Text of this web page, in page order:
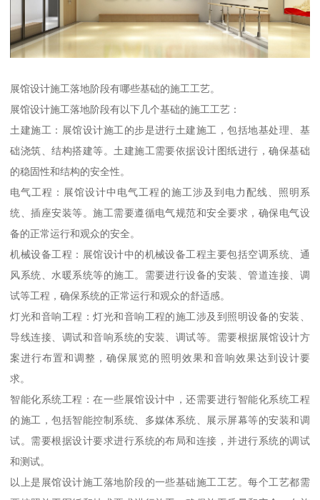
展馆设计施工落地阶段有哪些基础的施工工艺。
展馆设计施工落地阶段有以下几个基础的施工工艺：
土建施工：展馆设计施工的步是进行土建施工，包括地基处理、基
础浇筑、结构搭建等。土建施工需要依据设计图纸进行，确保基础
的稳固性和结构的安全性。
电气工程：展馆设计中电气工程的施工涉及到电力配线、照明系
统、插座安装等。施工需要遵循电气规范和安全要求，确保电气设
备的正常运行和观众的安全。
机械设备工程：展馆设计中的机械设备工程主要包括空调系统、通
风系统、水暖系统等的施工。需要进行设备的安装、管道连接、调
试等工程，确保系统的正常运行和观众的舒适感。
灯光和音响工程：灯光和音响工程的施工涉及到照明设备的安装、
导线连接、调试和音响系统的安装、调试等。需要根据展馆设计方
案进行布置和调整，确保展览的照明效果和音响效果达到设计要
求。
智能化系统工程：在一些展馆设计中，还需要进行智能化系统工程
的施工，包括智能控制系统、多媒体系统、展示屏幕等的安装和调
试。需要根据设计要求进行系统的布局和连接，并进行系统的调试
和测试。
以上是展馆设计施工落地阶段的一些基础施工工艺。每个工艺都需